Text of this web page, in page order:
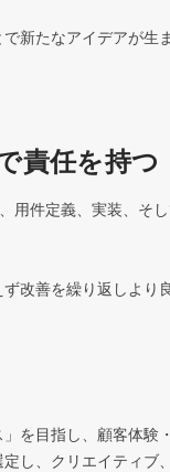
新たなアイデアが
責任を持つ
用件定義、実装、そ
改善を繰り返しより
」を目指し、顧客体
し、クリエイティ